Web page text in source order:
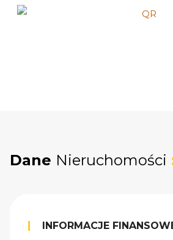
Dane Nieruchomości
INFORMACJE